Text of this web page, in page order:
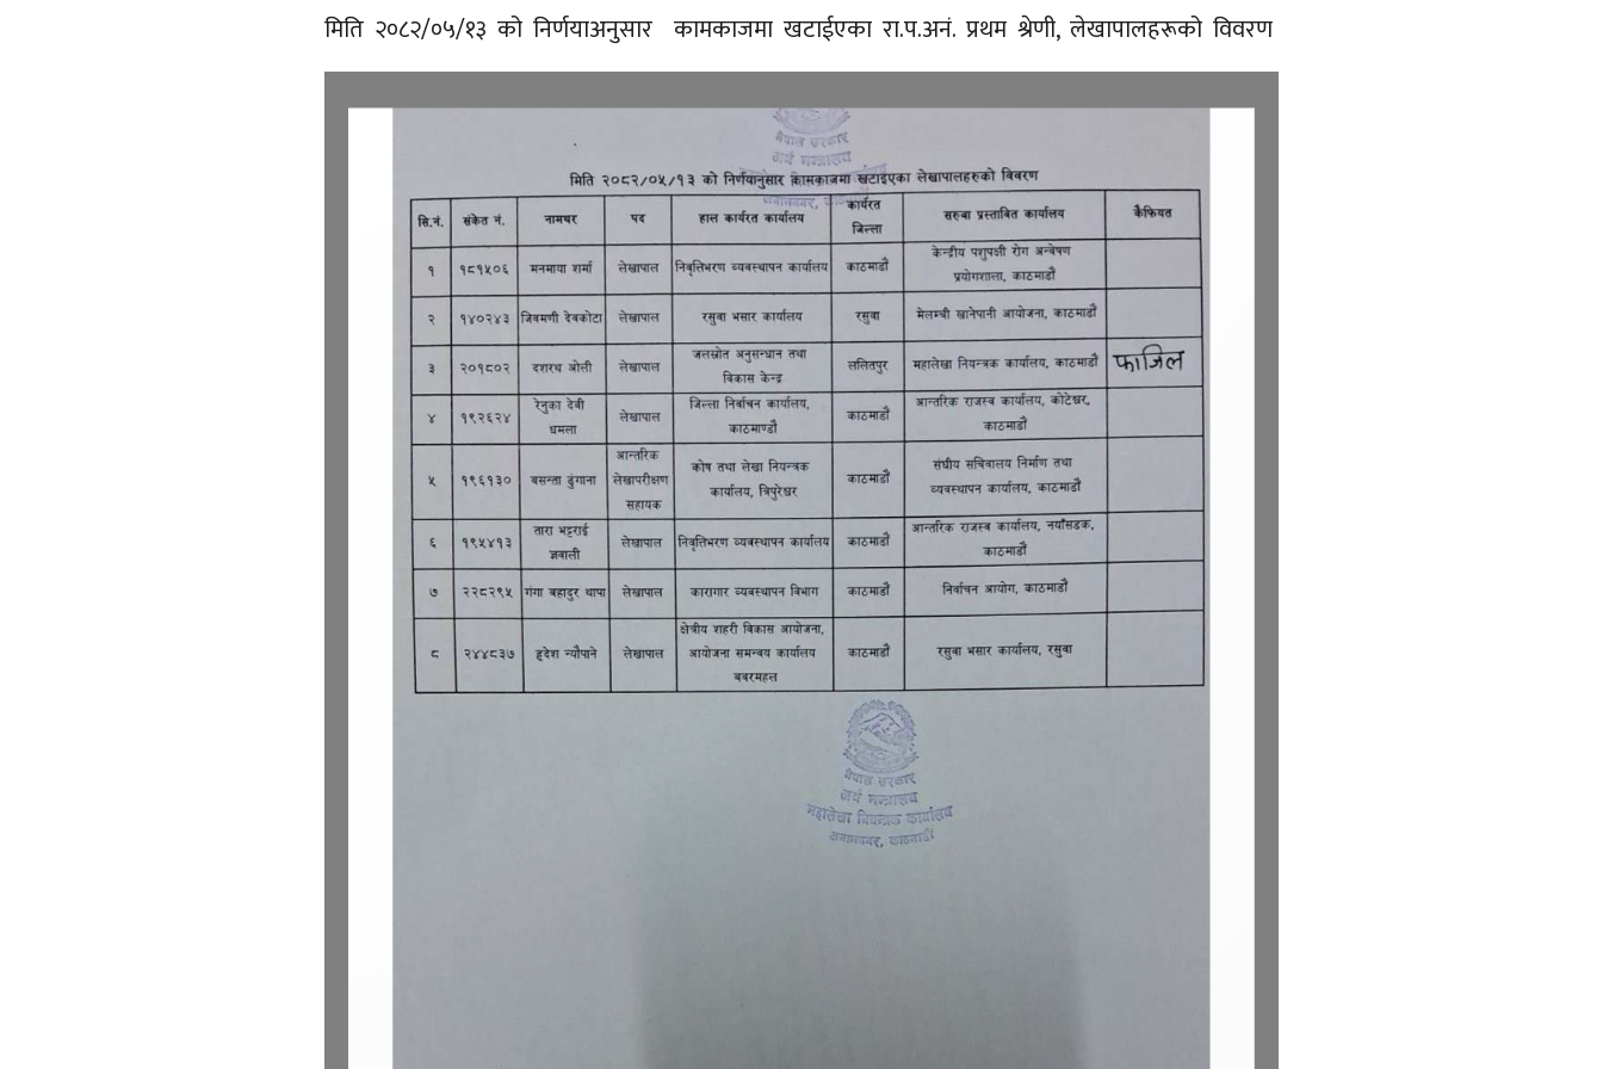
मिति २०८२/०५/१३ को निर्णयाअनुसार कामकाजमा खटाईएका रा.प.अनं. प्रथम श्रेणी, लेखापालहरूको विवरण